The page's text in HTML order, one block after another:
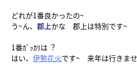
どれが1番良かったの~
う~ん、郡上かな 郡上は特別です~
1番ｶﾞｯｶﾘは︖
はい、伊勢花火です~ 来年は行きま